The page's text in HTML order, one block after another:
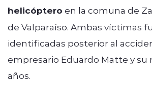
helicóptero en la comuna de
de Valparaíso. Ambas víctimas
identificadas posterior al
empresario Eduardo Matte y su
años.